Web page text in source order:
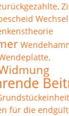
für die